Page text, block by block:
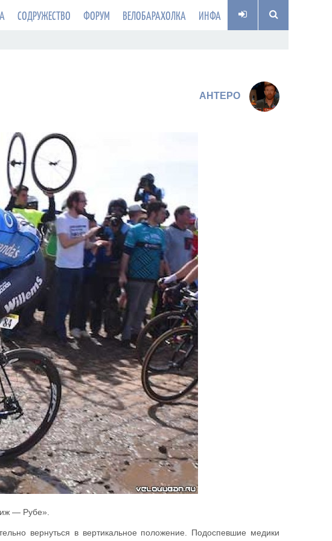
СОДРУЖЕСТВО ФОРУМ ВЕЛОБАРАХОЛКА ИНФА
AHTEPO
— Рубе».
вернуться в вертикальное положение. Подоспевшие медики